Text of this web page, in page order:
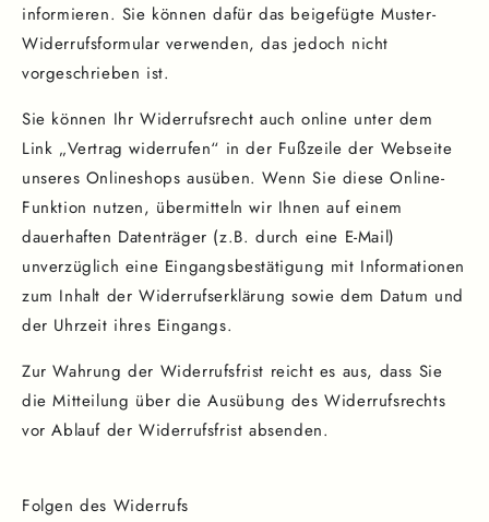
informieren. Sie können dafür das beigefügte Muster-
Widerrufsformular verwenden, das jedoch nicht
vorgeschrieben ist.
Sie können Ihr Widerrufsrecht auch online unter dem
Link „Vertrag widerrufen“ in der Fußzeile der Webseite
unseres Onlineshops ausüben. Wenn Sie diese Online-
Funktion nutzen, übermitteln wir Ihnen auf einem
dauerhaften Datenträger (z.B. durch eine E-Mail)
unverzüglich eine Eingangsbestätigung mit Informationen
zum Inhalt der Widerrufserklärung sowie dem Datum und
der Uhrzeit ihres Eingangs.
Zur Wahrung der Widerrufsfrist reicht es aus, dass Sie
die Mitteilung über die Ausübung des Widerrufsrechts
vor Ablauf der Widerrufsfrist absenden.
Folgen des Widerrufs